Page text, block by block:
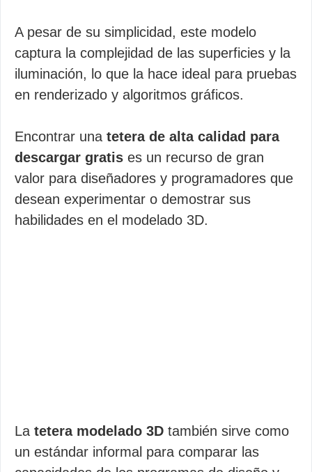
A pesar de su simplicidad, este modelo
captura la complejidad de las superficies y la
iluminación, lo que la hace ideal para pruebas
en renderizado y algoritmos gráficos.
Encontrar una tetera de alta calidad para
descargar gratis es un recurso de gran
valor para diseñadores y programadores que
desean experimentar o demostrar sus
habilidades en el modelado 3D.
La tetera modelado 3D también sirve como
un estándar informal para comparar las